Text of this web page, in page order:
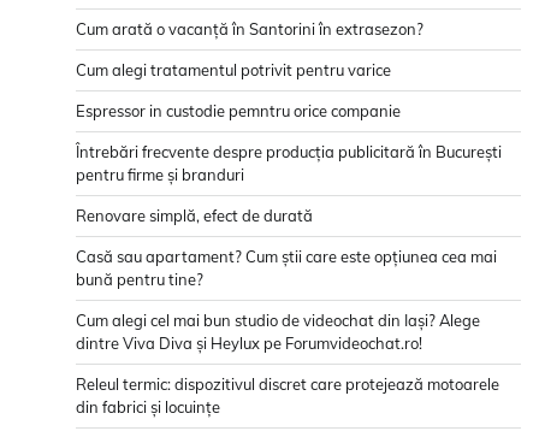
Cum arată o vacanță în Santorini în extrasezon?
Cum alegi tratamentul potrivit pentru varice
Espressor in custodie pemntru orice companie
Întrebări frecvente despre producția publicitară în București
pentru firme și branduri
Renovare simplă, efect de durată
Casă sau apartament? Cum știi care este opțiunea cea mai
bună pentru tine?
Cum alegi cel mai bun studio de videochat din Iași? Alege
dintre Viva Diva și Heylux pe Forumvideochat.ro!
Releul termic: dispozitivul discret care protejează motoarele
din fabrici și locuințe